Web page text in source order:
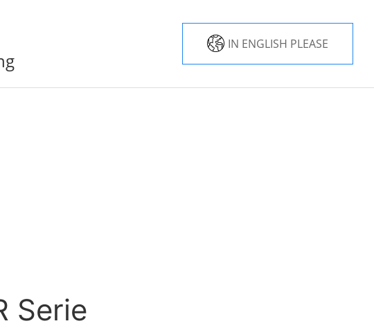
IN ENGLISH PLEASE
Serie